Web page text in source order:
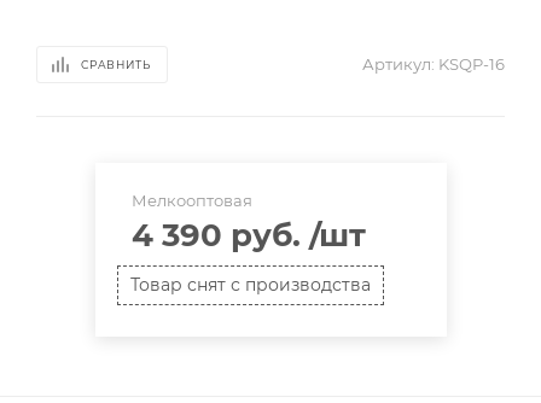
СРАВНИТЬ Артикул: KSQP-16
Мелкооптовая
4 390 руб. /шт
Товар снят с производства